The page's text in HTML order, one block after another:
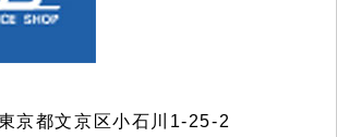
都文京区小石川1-25-2